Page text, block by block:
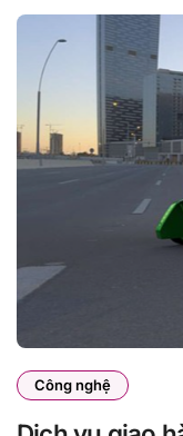
Công nghệ